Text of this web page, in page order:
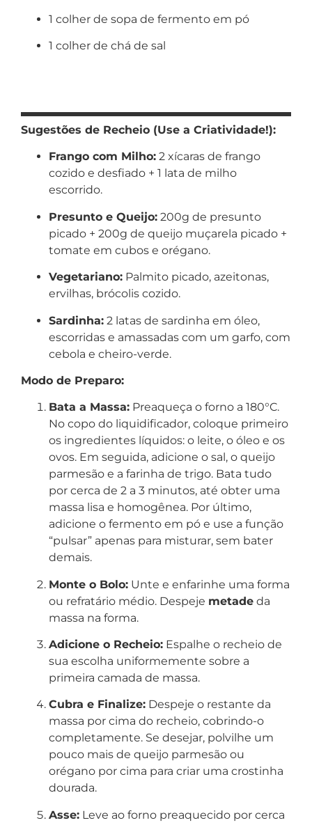
1 colher de sopa de fermento em pó
1 colher de chá de sal
Sugestões de Recheio (Use a Criatividade!):
Frango com Milho: 2 xícaras de frango
cozido e desfiado + 1 lata de milho
escorrido.
Presunto e Queijo: 200g de presunto
picado + 200g de queijo muçarela picado +
tomate em cubos e orégano.
Vegetariano: Palmito picado, azeitonas,
ervilhas, brócolis cozido.
Sardinha: 2 latas de sardinha em óleo,
escorridas e amassadas com um garfo, com
cebola e cheiro-verde.
Modo de Preparo:
Bata a Massa: Preaqueça o forno a 180°C.
No copo do liquidificador, coloque primeiro
os ingredientes líquidos: o leite, o óleo e os
ovos. Em seguida, adicione o sal, o queijo
parmesão e a farinha de trigo. Bata tudo
por cerca de 2 a 3 minutos, até obter uma
massa lisa e homogênea. Por último,
adicione o fermento em pó e use a função
“pulsar” apenas para misturar, sem bater
demais.
Monte o Bolo: Unte e enfarinhe uma forma
ou refratário médio. Despeje metade da
massa na forma.
Adicione o Recheio: Espalhe o recheio de
sua escolha uniformemente sobre a
primeira camada de massa.
Cubra e Finalize: Despeje o restante da
massa por cima do recheio, cobrindo-o
completamente. Se desejar, polvilhe um
pouco mais de queijo parmesão ou
orégano por cima para criar uma crostinha
dourada.
Asse: Leve ao forno preaquecido por cerca